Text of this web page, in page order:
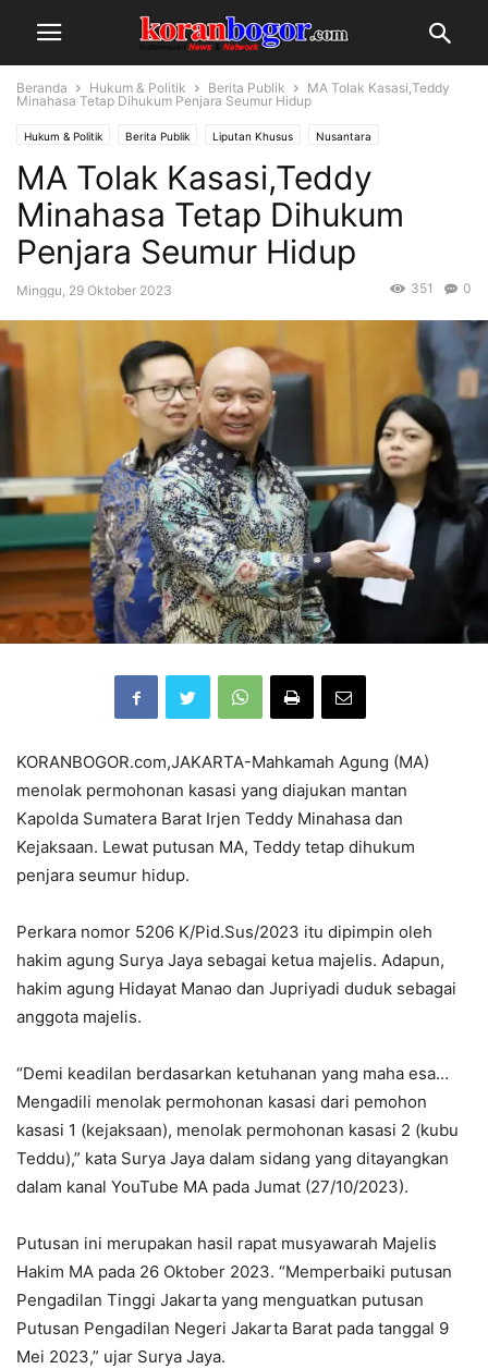
Beranda Hukum & Politik Berita Publik
MA Tolak Kasasi,Teddy
Minahasa Tetap Dihukum Penjara Seumur Hidup
Hukum & Politik Berita Publik Liputan Khusus Nusantara
MA Tolak Kasasi,Teddy
Minahasa Tetap Dihukum
Penjara Seumur Hidup
Minggu, 29 Oktober 2023 0
351
KORANBOGOR.com,JAKARTA-Mahkamah Agung (MA)
menolak permohonan kasasi yang diajukan mantan
Kapolda Sumatera Barat Irjen Teddy Minahasa dan
Kejaksaan. Lewat putusan MA, Teddy tetap dihukum
penjara seumur hidup.
Perkara nomor 5206 K/Pid.Sus/2023 itu dipimpin oleh
hakim agung Surya Jaya sebagai ketua majelis. Adapun,
hakim agung Hidayat Manao dan Jupriyadi duduk sebagai
anggota majelis.
“Demi keadilan berdasarkan ketuhanan yang maha esa…
Mengadili menolak permohonan kasasi dari pemohon
kasasi 1 (kejaksaan), menolak permohonan kasasi 2 (kubu
Teddu),” kata Surya Jaya dalam sidang yang ditayangkan
dalam kanal YouTube MA pada Jumat (27/10/2023).
Putusan ini merupakan hasil rapat musyawarah Majelis
Hakim MA pada 26 Oktober 2023. “Memperbaiki putusan
Pengadilan Tinggi Jakarta yang menguatkan putusan
Putusan Pengadilan Negeri Jakarta Barat pada tanggal 9
Mei 2023,” ujar Surya Jaya.